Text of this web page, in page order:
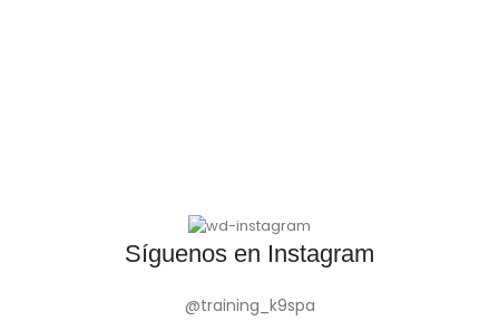
Síguenos en Instagram
@training_k9spa